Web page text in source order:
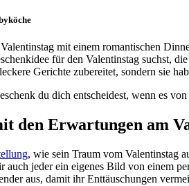
mit einem romantischen
für den Valentinstag suchst,
Gerichte zubereitet, sondern sie
du dich entscheidest, wenn es
den Erwartungen am
, wie sein Traum vom Valentinstag
auch jeder ein eigenes Bild von einem
aus, damit ihr Enttäuschungen